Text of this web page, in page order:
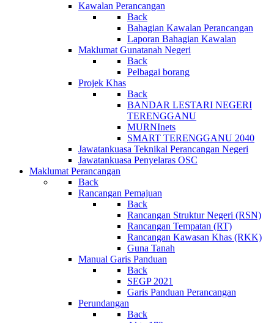
Kawalan Perancangan
Back
Bahagian Kawalan Perancangan
Laporan Bahagian Kawalan
Maklumat Gunatanah Negeri
Back
Pelbagai borang
Projek Khas
Back
BANDAR LESTARI NEGERI
TERENGGANU
MURNInets
SMART TERENGGANU 2040
Jawatankuasa Teknikal Perancangan Negeri
Jawatankuasa Penyelaras OSC
Maklumat Perancangan
Back
Rancangan Pemajuan
Back
Rancangan Struktur Negeri (RSN)
Rancangan Tempatan (RT)
Rancangan Kawasan Khas (RKK)
Guna Tanah
Manual Garis Panduan
Back
SEGP 2021
Garis Panduan Perancangan
Perundangan
Back